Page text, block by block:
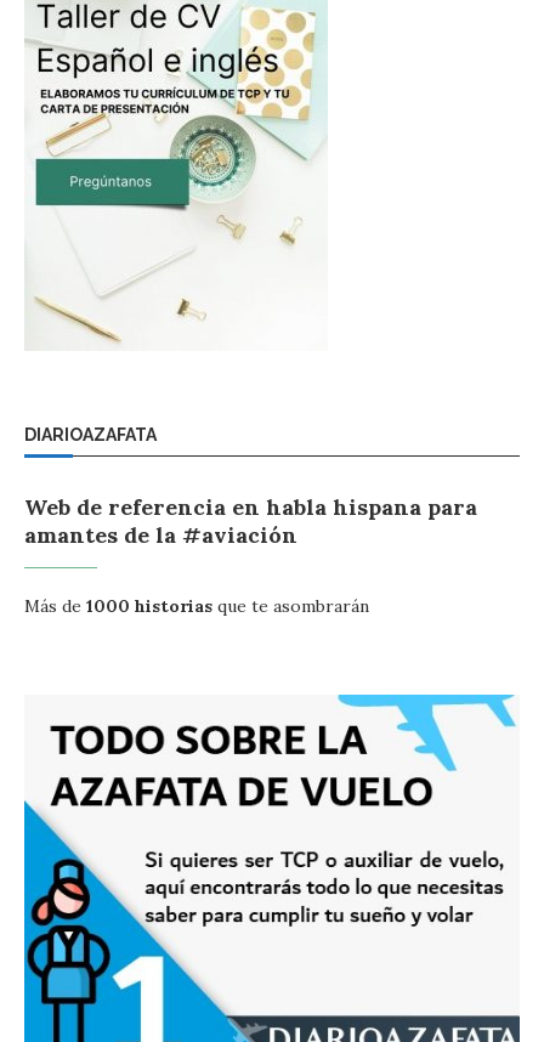
DIARIOAZAFATA
Web de referencia en habla hispana para
amantes de la #aviación
Más de 1000 historias que te asombrarán